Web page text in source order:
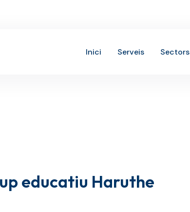
Inici Serveis Sectors
educatiu Haruthe